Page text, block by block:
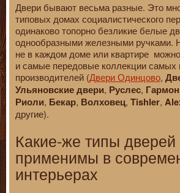
Двери бывают весьма разные. Это
типовых домах социалистического
одинаково топорно безликие белые
однообразными железными ручками.
не в каждом доме или квартире
и самые передовые коллекции самых
производителей (Двери Одинцово,
Ульяновские двери, Руслес,
Риоли, Бекар, Волховец, Tishler,
другие).
Какие-же типы
применимы в
интерьерах